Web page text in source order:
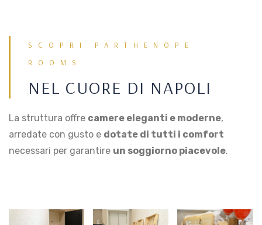
SCOPRI PARTHENOPE
ROOMS
NEL CUORE DI NAPOLI
La struttura offre camere eleganti e moderne,
arredate con gusto e dotate di tutti i comfort
necessari per garantire un soggiorno piacevole.